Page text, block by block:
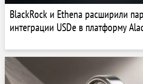
BlackRock и Ethena расширили
интеграции USDe в платформу